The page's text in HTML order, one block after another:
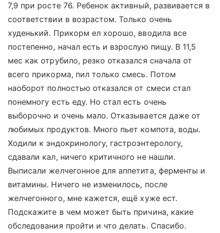
7,9 при росте 76. Ребенок активный, развивается в
соответствии в возрастом. Только очень
худенький. Прикорм ел хорошо, вводила все
постепенно, начал есть и взрослую пищу. В 11,5
мес как отрубило, резко отказался сначала от
всего прикорма, пил только смесь. Потом
наоборот полностью отказался от смеси стал
понемногу есть еду. Но стал есть очень
выборочно и очень мало. Отказывается даже от
любимых продуктов. Много пьет компота, воды.
Ходили к эндокринологу, гастроэнтерологу,
сдавали кал, ничего критичного не нашли.
Выписали желчегонное для аппетита, ферменты и
витамины. Ничего не изменилось, после
желчегонного, мне кажется, ещё хуже ест.
Подскажите в чем может быть причина, какие
обследования пройти и что делать. Спасибо.